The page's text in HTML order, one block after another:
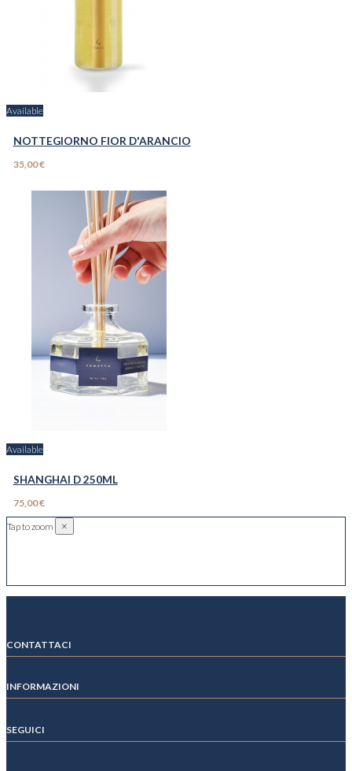
Available
NOTTEGIORNO FIOR D'ARANCIO
35,00 €
Available
SHANGHAI D 250ML
75,00 €
Tap to zoom
×
CONTATTACI
INFORMAZIONI
SEGUICI